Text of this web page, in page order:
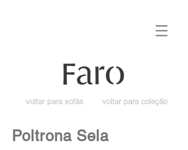
voltar para sofás voltar para coleção
Poltrona Sela